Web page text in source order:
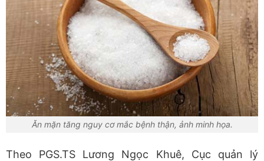
Ăn mặn tăng nguy cơ mắc bệnh thận, ảnh minh họa.
Theo PGS.TS Lương Ngọc Khuê, Cục quản lý